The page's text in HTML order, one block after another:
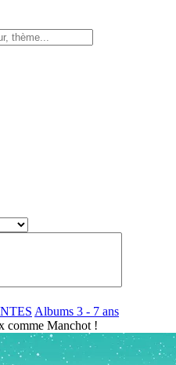
Albums 3 - 7 ans
comme Manchot !